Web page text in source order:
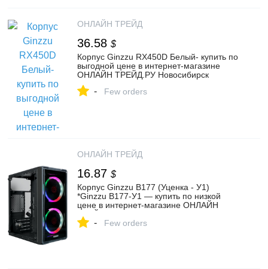
ОНЛАЙН ТРЕЙД
36.58 $
Корпус Ginzzu RX450D Белый- купить по
выгодной цене в интернет-магазине
ОНЛАЙН ТРЕЙД.РУ Новосибирск
- Few orders
ОНЛАЙН ТРЕЙД
16.87 $
Корпус Ginzzu B177 (Уценка - У1)
*Ginzzu B177-У1 — купить по низкой
цене в интернет-магазине ОНЛАЙН
- Few orders